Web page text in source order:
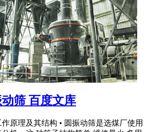
筛 百度文库
原理及其结构 • 圆振动筛是选煤厂使用